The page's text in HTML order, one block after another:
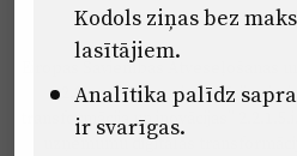
Eiropas Savienības Atveseļošanas
2.2. reformu un investīciju
transformācija un inovācijas”
uzņēmumu digitālās
Kodols ziņas bez
lasītājiem.
Analītika palīdz
ir svarīgas.